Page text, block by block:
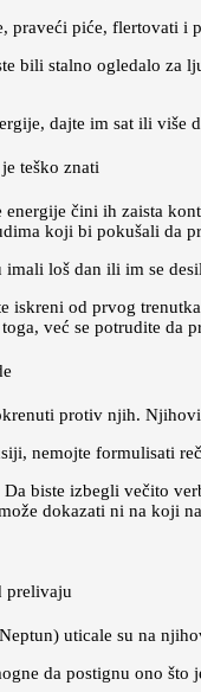
praveći piće, flertovati
bili stalno ogledalo za
dajte im sat ili više
teško znati
čini ih zaista
koji bi pokušali da
imali loš dan ili im se
iskreni od prvog
već se potrudite
protiv njih.
nemojte formulisati
biste izbegli večito
dokazati ni na koji
prelivaju
uticale su na
da postignu ono